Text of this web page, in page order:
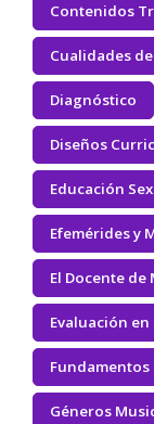
Contenidos
Cualidades
Diagnóstico
Diseños
Educación
Efemérides y
El Docente de
Evaluación en
Fundamentos
Géneros